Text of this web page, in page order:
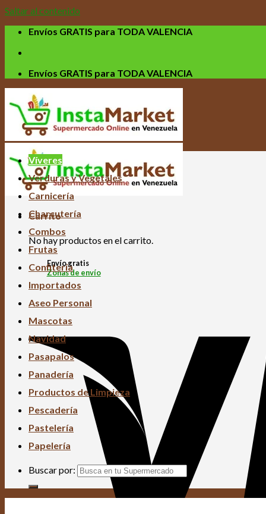
Saltar al contenido
Envíos GRATIS para TODA VALENCIA
Envíos GRATIS para TODA VALENCIA
Carrito
No hay productos en el carrito.
Envío gratis
Zonas de envío
Víveres
Verduras y Vegetales
Carnicería
Charcutería
Combos
Frutas
Confitería
Importados
Aseo Personal
Mascotas
Navidad
Pasapalos
Panadería
Productos de Limpieza
Pescadería
Pastelería
Papelería
Buscar por: